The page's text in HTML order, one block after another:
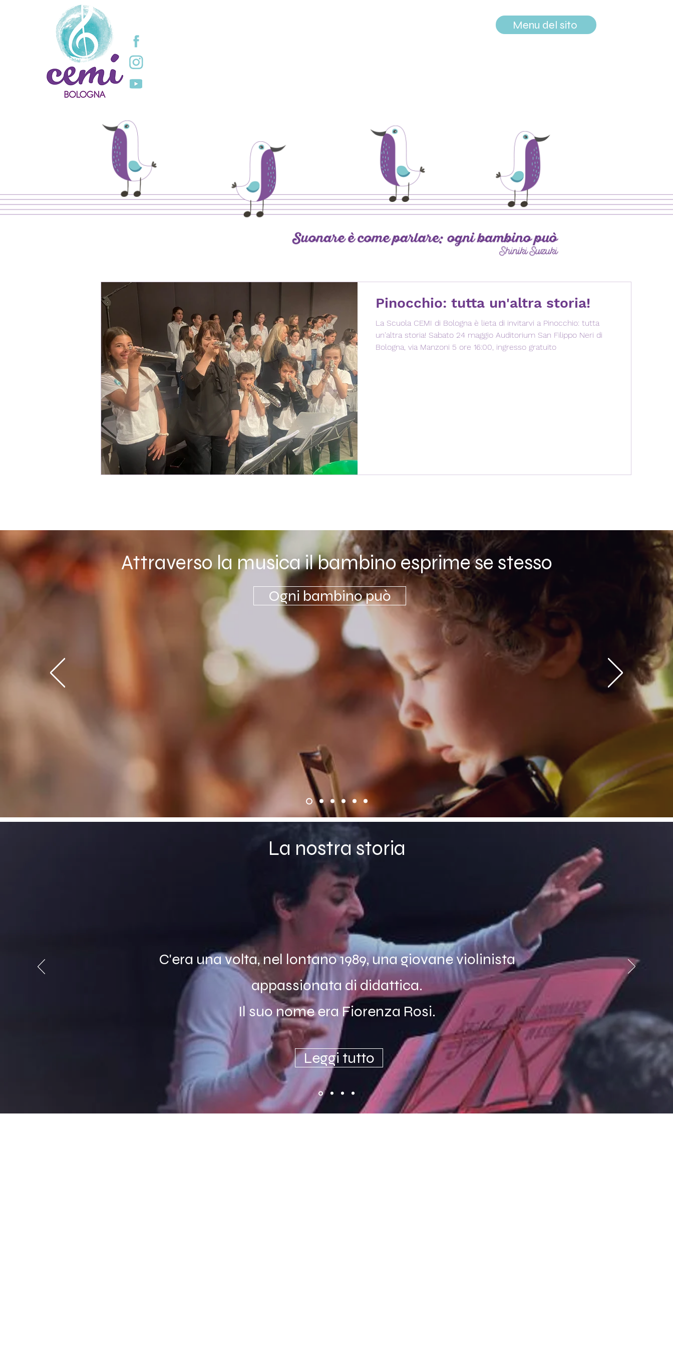
Menu del sito
Pinocchio: tutta un'altra storia!
La Scuola CEMI di Bologna è lieta di invitarvi a Pinocchio: tutta
un'altra storia! Sabato 24 maggio Auditorium San Filippo Neri di
Bologna, via Manzoni 5 ore 16:00, ingresso gratuito
Attraverso la musica il bambino esprime se stesso
Ogni bambino può
La nostra storia
C'era una volta, nel lontano 1989, una giovane violinista
appassionata di didattica.
Il suo nome era Fiorenza Rosi.
Leggi tutto